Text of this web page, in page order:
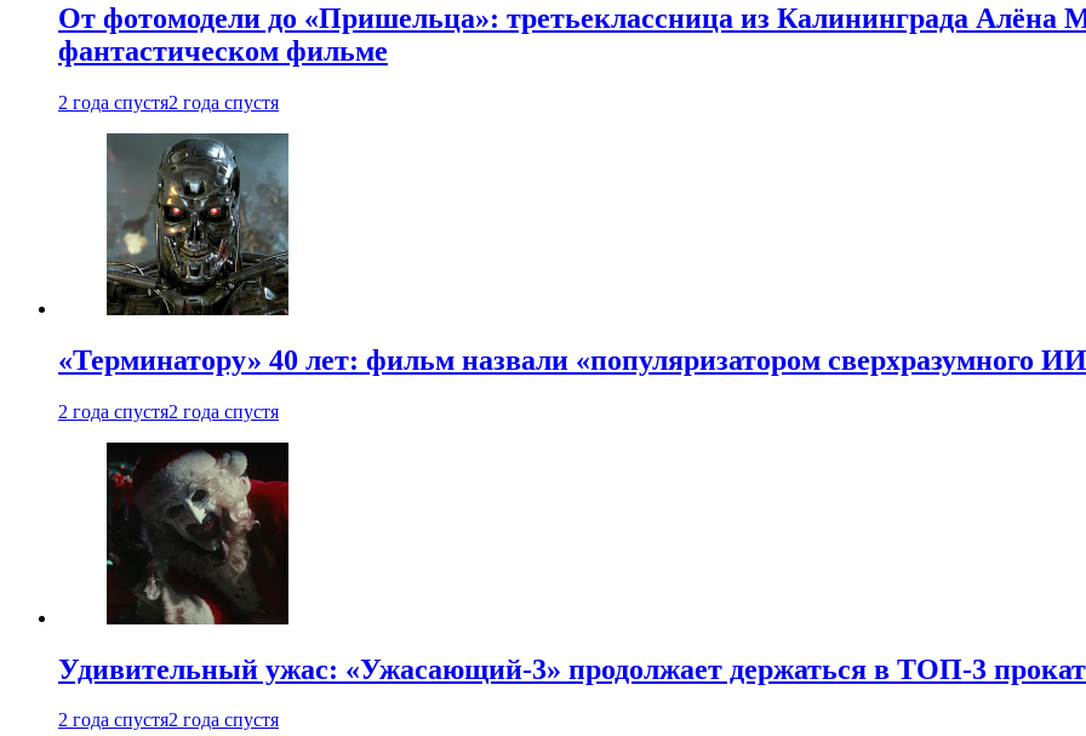
От фотомодели до «Пришельца»: третьеклассница из Калининграда Алёна
фантастическом фильме
2 года спустя2 года спустя
«Терминатору» 40 лет: фильм назвали «популяризатором сверхразумного
2 года спустя2 года спустя
Удивительный ужас: «Ужасающий-3» продолжает держаться в ТОП-3
2 года спустя2 года спустя